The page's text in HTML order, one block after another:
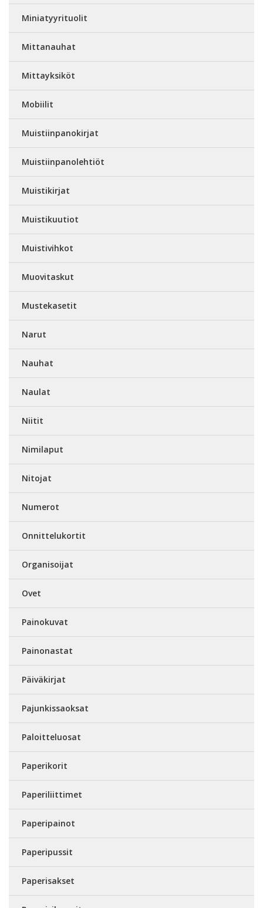
Miniatyyrituolit
Mittanauhat
Mittayksiköt
Mobiilit
Muistiinpanokirjat
Muistiinpanolehtiöt
Muistikirjat
Muistikuutiot
Muistivihkot
Muovitaskut
Mustekasetit
Narut
Nauhat
Naulat
Niitit
Nimilaput
Nitojat
Numerot
Onnittelukortit
Organisoijat
Ovet
Painokuvat
Painonastat
Päiväkirjat
Pajunkissaoksat
Paloitteluosat
Paperikorit
Paperiliittimet
Paperipainot
Paperipussit
Paperisakset